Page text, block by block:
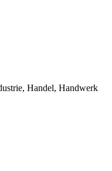
Handel, Handwerk